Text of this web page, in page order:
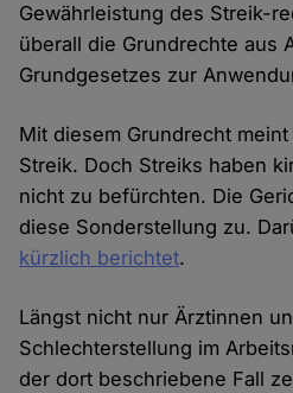
Gewährleistung des Streik-
überall die Grundrechte aus
Grundgesetzes zur
Mit diesem Grundrecht
Streik. Doch Streiks haben
nicht zu befürchten. Die
diese Sonderstellung zu.
kürzlich berichtet.
Längst nicht nur Ärztinnen
Schlechterstellung im
der dort beschriebene Fall